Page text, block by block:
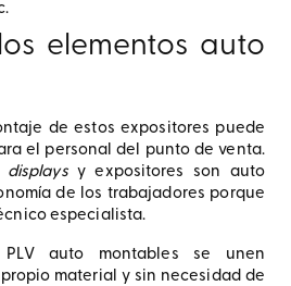
elementos auto
de estos expositores puede
el personal del punto de venta.
displaysy expositores son auto
de los trabajadores porque
especialista.
PLV auto montables se unen
material y sin necesidad de